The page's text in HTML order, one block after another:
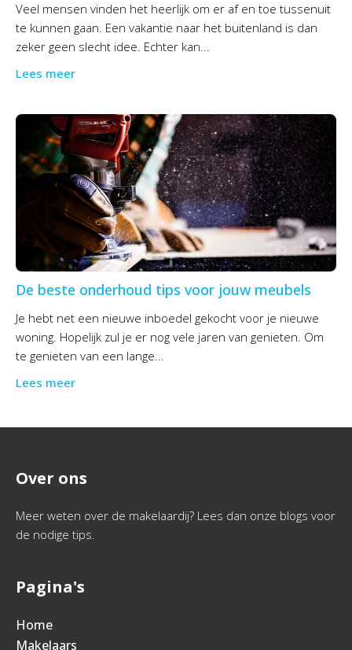
Veel mensen vinden het heerlijk om er af en toe tussenuit
te kunnen gaan. Een vakantie naar het buitenland is dan
zeker geen slecht idee. Echter kan...
Lees meer
De beste onderhoud tips voor jouw meubels
Je hebt net een nieuwe inboedel gekocht voor je nieuwe
woning. Hopelijk zul je er nog vele jaren van genieten. Om
te genieten van een lange...
Lees meer
Over ons
Meer weten over de makelaardij? Lees dan onze blogs voor
de nodige tips.
Pagina's
Home
Makelaars